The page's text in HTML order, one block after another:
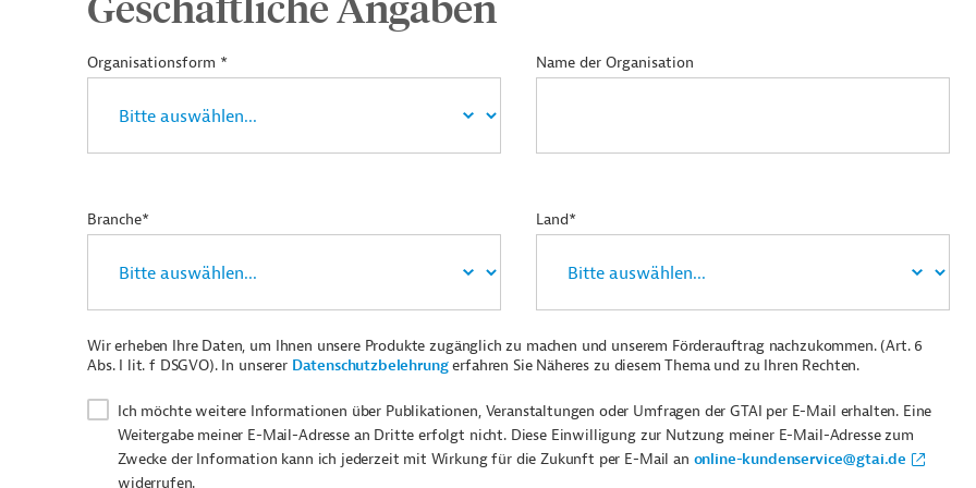
Organisationsform * Name der Organisation
Branche* Land*
Wir erheben Ihre Daten, um Ihnen unsere Produkte zugänglich zu machen und unserem Förderauftrag nachzukommen. (Art. 6
Abs. I lit. f DSGVO). In unserer Datenschutzbelehrungerfahren Sie Näheres zu diesem Thema und zu Ihren Rechten.
Ich möchte weitere Informationen über Publikationen, Veranstaltungen oder Umfragen der GTAI per E-Mail erhalten. Eine
Weitergabe meiner E-Mail-Adresse an Dritte erfolgt nicht. Diese Einwilligung zur Nutzung meiner E-Mail-Adresse zum
Zwecke der Information kann ich jederzeit mit Wirkung für die Zukunft per E-Mail an online-kundenservice@gtai.de
widerrufen.